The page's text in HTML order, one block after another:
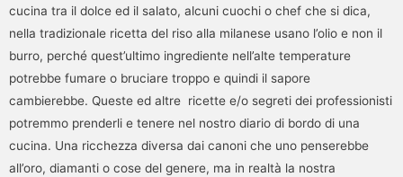
cucina tra il dolce ed il salato, alcuni cuochi o chef che si dica,
nella tradizionale ricetta del riso alla milanese usano l’olio e non il
burro, perché quest’ultimo ingrediente nell’alte temperature
potrebbe fumare o bruciare troppo e quindi il sapore
cambierebbe. Queste ed altre ricette e/o segreti dei professionisti
potremmo prenderli e tenere nel nostro diario di bordo di una
cucina. Una ricchezza diversa dai canoni che uno penserebbe
all’oro, diamanti o cose del genere, ma in realtà la nostra